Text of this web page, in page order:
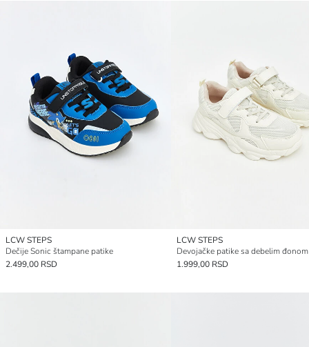
LCW STEPS
Dečije Sonic štampane patike
2.499,00 RSD
LCW STEPS
1.999,00 RSD